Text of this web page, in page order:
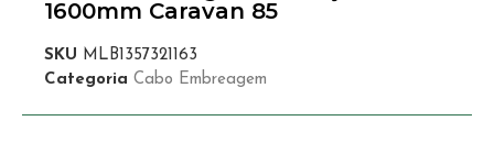
1600mm Caravan 85
SKU MLB1357321163
Categoria Cabo Embreagem